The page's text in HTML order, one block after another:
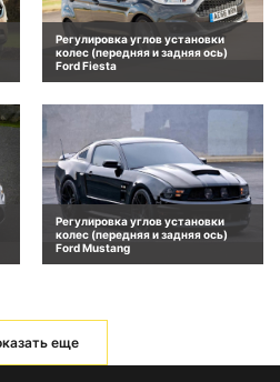
Регулировка углов установки
колес (передняя и задняя ось)
Ford Fiesta
Регулировка углов установки
колес (передняя и задняя ось)
Ford Mustang
еще